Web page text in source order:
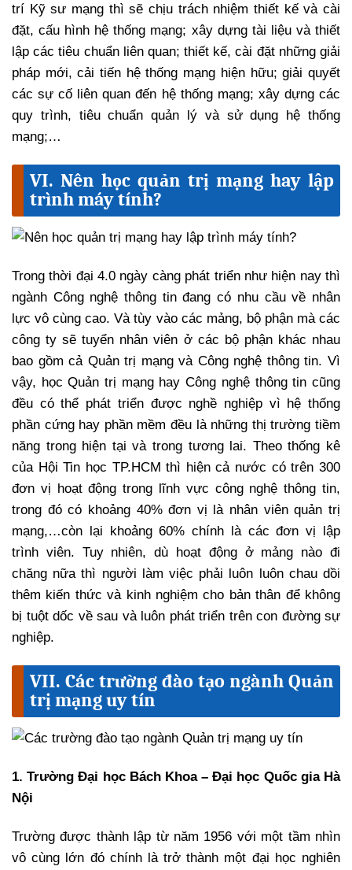
trí Kỹ sư mạng thì sẽ chịu trách nhiệm thiết kế và cài
đặt, cấu hình hệ thống mạng; xây dựng tài liệu và thiết
lập các tiêu chuẩn liên quan; thiết kế, cài đặt những giải
pháp mới, cải tiến hệ thống mạng hiện hữu; giải quyết
các sự cố liên quan đến hệ thống mạng; xây dựng các
quy trình, tiêu chuẩn quản lý và sử dụng hệ thống
mạng;…
VI. Nên học quản trị mạng hay lập
trình máy tính?
Trong thời đại 4.0 ngày càng phát triển như hiện nay thì
ngành Công nghệ thông tin đang có nhu cầu về nhân
lực vô cùng cao. Và tùy vào các mảng, bộ phận mà các
công ty sẽ tuyển nhân viên ở các bộ phận khác nhau
bao gồm cả Quản trị mạng và Công nghệ thông tin. Vì
vậy, học Quản trị mạng hay Công nghệ thông tin cũng
đều có thể phát triển được nghề nghiệp vì hệ thống
phần cứng hay phần mềm đều là những thị trường tiềm
năng trong hiện tại và trong tương lai. Theo thống kê
của Hội Tin học TP.HCM thì hiện cả nước có trên 300
đơn vị hoạt động trong lĩnh vực công nghệ thông tin,
trong đó có khoảng 40% đơn vị là nhân viên quản trị
mạng,…còn lại khoảng 60% chính là các đơn vị lập
trình viên. Tuy nhiên, dù hoạt động ở mảng nào đi
chăng nữa thì người làm việc phải luôn luôn chau dồi
thêm kiến thức và kinh nghiệm cho bản thân để không
bị tuột dốc về sau và luôn phát triển trên con đường sự
nghiệp.
VII. Các trường đào tạo ngành Quản
trị mạng uy tín
1. Trường Đại học Bách Khoa – Đại học Quốc gia Hà
Nội
Trường được thành lập từ năm 1956 với một tầm nhìn
vô cùng lớn đó chính là trở thành một đại học nghiên